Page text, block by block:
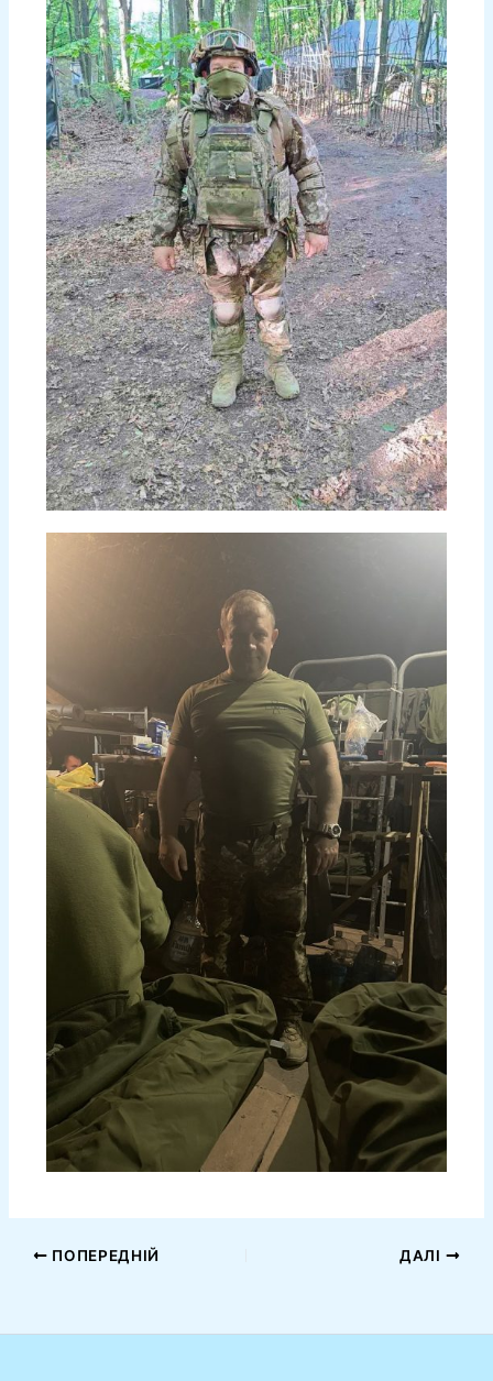
ПОПЕРЕДНІЙ ДАЛІ